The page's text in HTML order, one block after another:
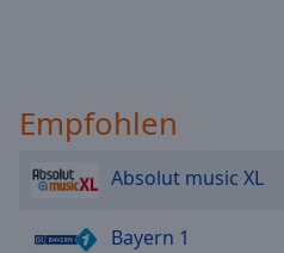
Empfohlen
Absolut music XL
Bayern 1